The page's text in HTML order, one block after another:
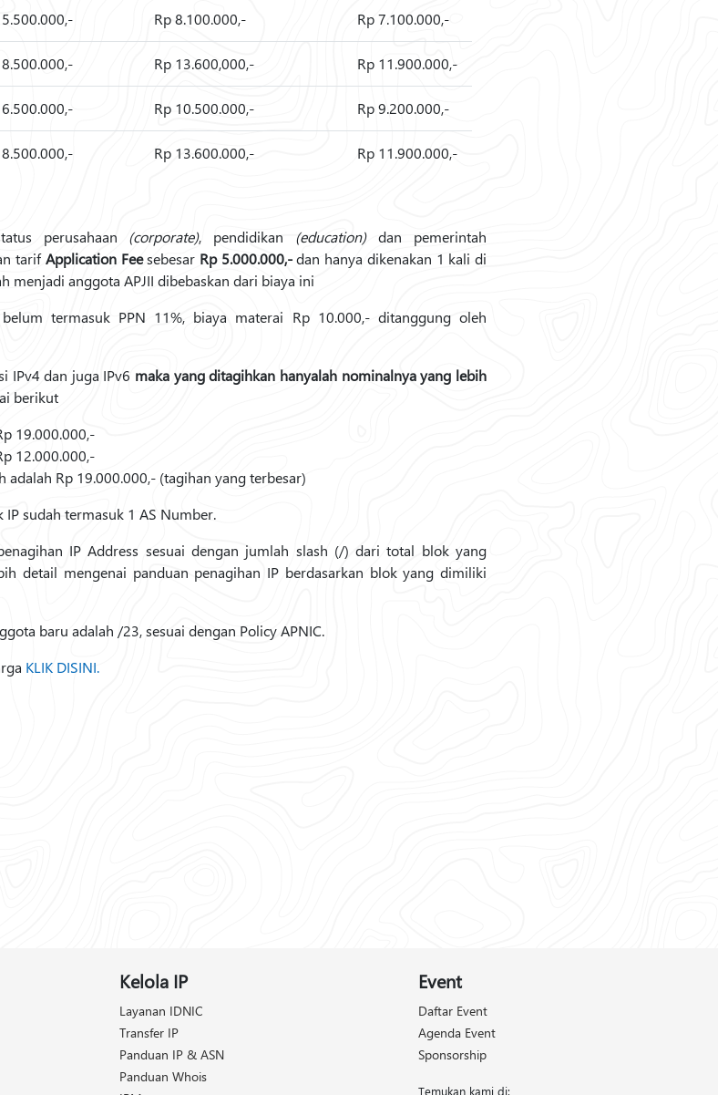
Rp 8.100.000,- Rp 7.100.000,-
Rp 13.600,000,- Rp 11.900.000,-
Rp 10.500.000,- Rp 9.200.000,-
Rp 13.600.000,- Rp 11.900.000,-
perusahaan (corporate), pendidikan (education)dan pemerintah
tarifApplication Feesebesar Rp 5.000.000,-dan hanya dikenakan 1 kali di
menjadi anggota APJII dibebaskan dari biaya ini
termasuk PPN 11%, biaya materai Rp 10.000,- ditanggung oleh
IPv4 dan juga IPv6 maka yang ditagihkan hanyalah nominalnya yang lebih
berikut
19.000.000,-
12.000.000,-
adalah Rp 19.000.000,- (tagihan yang terbesar)
sudah termasuk 1 AS Number.
IP Address sesuai dengan jumlah slash (/) dari total blok yang
detail mengenai panduan penagihan IP berdasarkan blok yang dimiliki
baru adalah /23, sesuai dengan Policy APNIC.
KLIK DISINI.
Kelola IP
Layanan IDNIC
Transfer IP
Panduan IP & ASN
Panduan Whois
Event
Daftar Event
Agenda Event
Sponsorship
Temukan kami di: